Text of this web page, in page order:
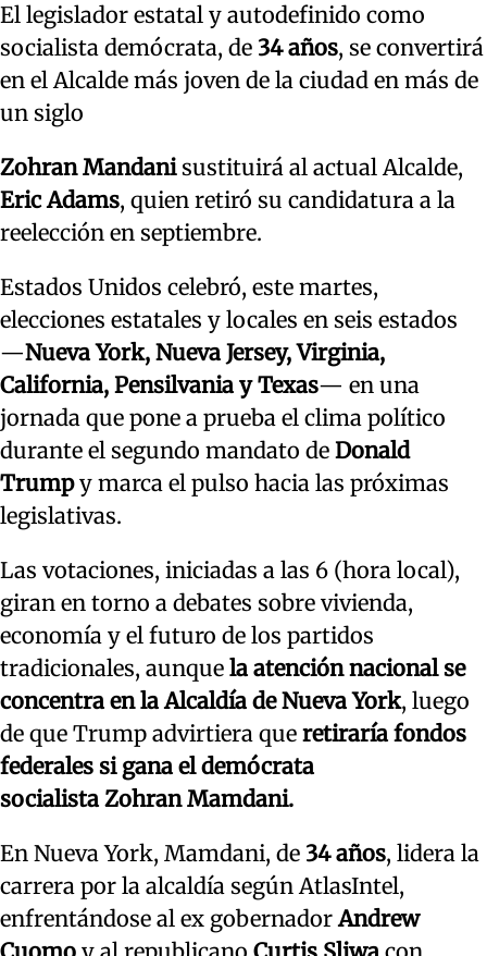
El legislador estatal y autodefinido como
socialista demócrata, de 34 años, se convertirá
en el Alcalde más joven de la ciudad en más de
un siglo
Zohran Mandanisustituirá al actual Alcalde,
Eric Adams, quien retiró su candidatura a la
reelección en septiembre.
Estados Unidos celebró, este martes,
elecciones estatales y locales en seis estados
—Nueva York, Nueva Jersey, Virginia,
California, Pensilvania y Texas— en una
jornada que pone a prueba el clima político
durante el segundo mandato de Donald
Trumpy marca el pulso hacia las próximas
legislativas.
Las votaciones, iniciadas a las 6 (hora local),
giran en torno a debates sobre vivienda,
economía y el futuro de los partidos
tradicionales, aunque la atención nacional se
concentra en la Alcaldía de Nueva York, luego
de que Trump advirtiera que retiraría fondos
federales si gana el demócrata
socialista Zohran Mamdani.
En Nueva York, Mamdani, de 34 años, lidera la
carrera por la alcaldía según AtlasIntel,
enfrentándose al ex gobernadorAndrew